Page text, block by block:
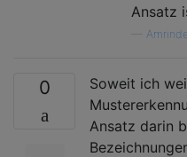
Ansatz
0
Soweit ich
Ansatz darin